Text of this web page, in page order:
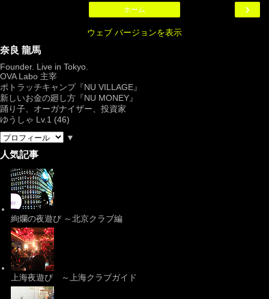
›
ホーム
ウェブ バージョンを表示
奈良 龍馬
Founder. Live in Tokyo.
OVA Labo 主宰
ポトラッチキャンプ『NU VILLAGE』
新しいお金の廻し方『NU MONEY』
踊り子、オーガナイザー、投資家
ゆうしゃ Lv.1 (46)
▼
人気記事
絢爛の夜遊び ～北京クラブ編
上海夜遊び ～上海クラブガイド